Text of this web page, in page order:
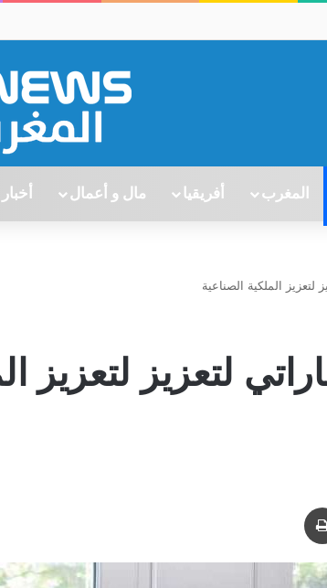
المغرب أفريقيا مال و أعمال
لتعزيز الملكية الصناعية
لتعزيز لتعزيز